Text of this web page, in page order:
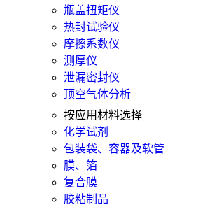
瓶盖扭矩仪
热封试验仪
摩擦系数仪
测厚仪
泄漏密封仪
顶空气体分析
按应用材料选择
化学试剂
包装袋、容器及软管
膜、箔
复合膜
胶粘制品